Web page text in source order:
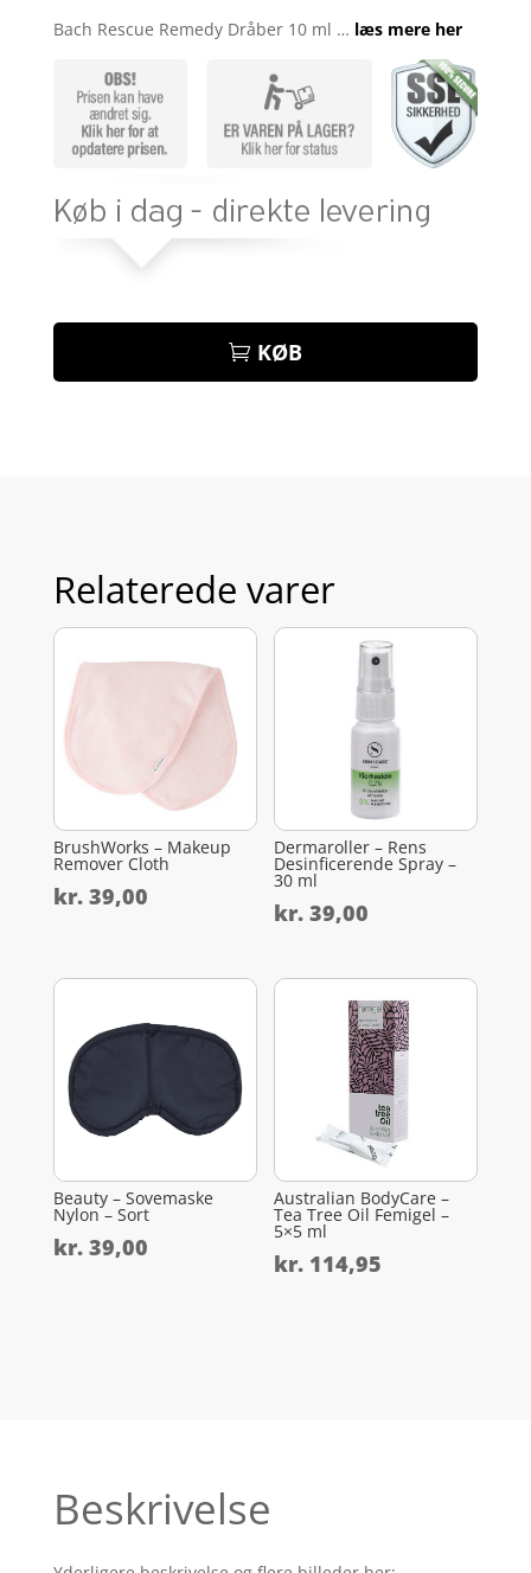
ud af 5
kundebed
ømmels
Bach Rescue Remedy Dråber 10 ml … læs mere her
KØB
Relaterede varer
BrushWorks – Makeup
Remover Cloth
kr.39,00
Dermaroller – Rens
Desinficerende Spray –
30 ml
kr. 39,00
Beauty – Sovemaske
Nylon – Sort
kr.39,00
Australian BodyCare –
Tea Tree Oil Femigel –
5×5 ml
kr. 114,95
Beskrivelse